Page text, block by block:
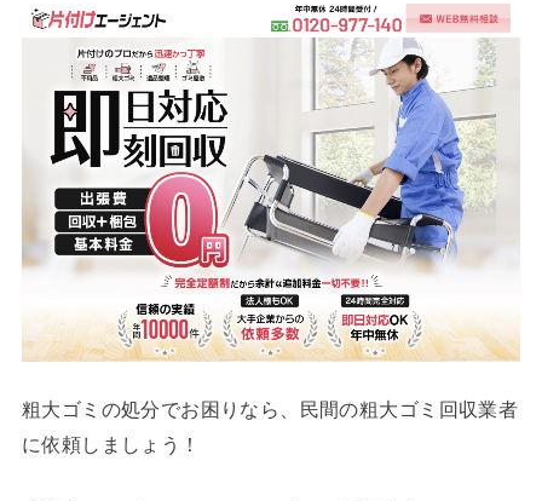
粗大ゴミの処分でお困りなら、民間の粗大ゴミ回収業者
に依頼しましょう！